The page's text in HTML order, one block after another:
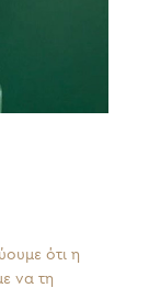
ότι η
να τη